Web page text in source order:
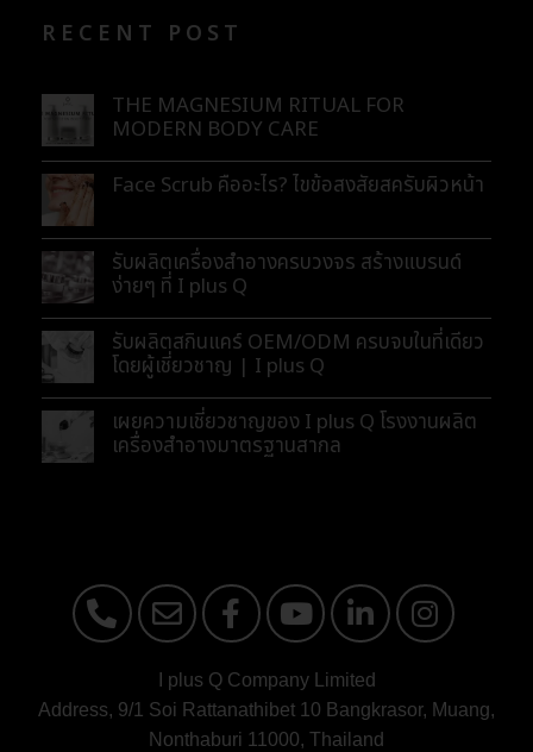
RECENT POST
THE MAGNESIUM RITUAL FOR
MODERN BODY CARE
Face Scrub คืออะไร? ไขข้อสงสัยสครับผิวหน้า
รับผลิตเครื่องสำอางครบวงจร สร้างแบรนด์
ง่ายๆ ที่ I plus Q
รับผลิตสกินแคร์ OEM/ODM ครบจบในที่เดียว
โดยผู้เชี่ยวชาญ | I plus Q
เผยความเชี่ยวชาญของ I plus Q โรงงานผลิต
เครื่องสำอางมาตรฐานสากล
I plus Q Company Limited
Address, 9/1 Soi Rattanathibet 10 Bangkrasor, Muang,
Nonthaburi 11000, Thailand